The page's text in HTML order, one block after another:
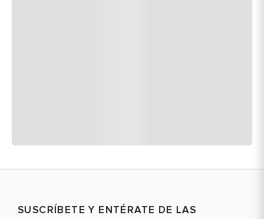
SUSCRÍBETE Y ENTÉRATE DE LAS